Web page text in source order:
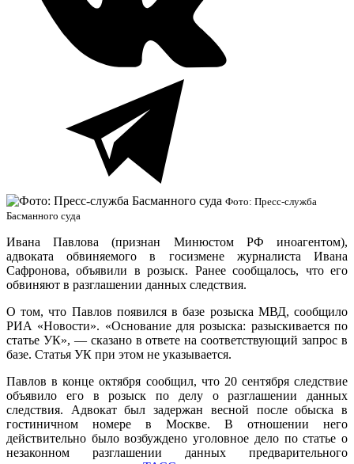
Фото: Пресс-служба
Басманного суда
Ивана Павлова (признан Минюстом РФ иноагентом),
адвоката обвиняемого в госизмене журналиста Ивана
Сафронова, объявили в розыск. Ранее сообщалось, что его
обвиняют в разглашении данных следствия.
О том, что Павлов появился в базе розыска МВД, сообщило
РИА «Новости». «Основание для розыска: разыскивается по
статье УК», ― сказано в ответе на соответствующий запрос в
базе. Статья УК при этом не указывается.
Павлов в конце октября сообщил, что 20 сентября следствие
объявило его в розыск по делу о разглашении данных
следствия. Адвокат был задержан весной после обыска в
гостиничном номере в Москве. В отношении него
действительно было возбуждено уголовное дело по статье о
незаконном разглашении данных предварительного